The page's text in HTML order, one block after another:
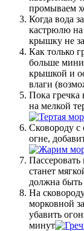
промываем
Когда вода
кастрюлю на
крышку не
Как только
больше
крышкой и
влаги
Пока гречка
на мелкой
Сковороду с
огне,
станет
должна быть
На
морковной
убавить
минут